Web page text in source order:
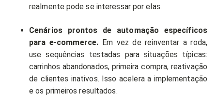
realmente pode se interessar por elas.
Cenários prontos de automação específicos
para e-commerce. Em vez de reinventar a roda,
use sequências testadas para situações típicas:
carrinhos abandonados, primeira compra, reativação
de clientes inativos. Isso acelera a implementação
e os primeiros resultados.